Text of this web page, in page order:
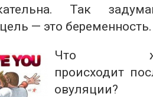
Так
— это беременность.
Что
происходит
овуляции?